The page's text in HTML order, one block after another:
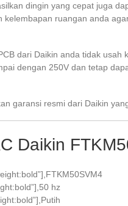
dingin yang cepat juga
kelembapan ruangan anda
dari Daikin anda tidak
dengan 250V dan tetap
garansi resmi dari Daikin
Daikin
hz